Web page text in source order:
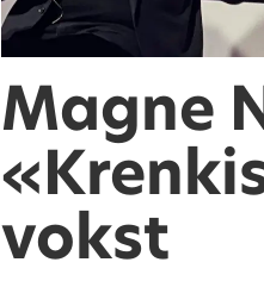
Magne
vokst